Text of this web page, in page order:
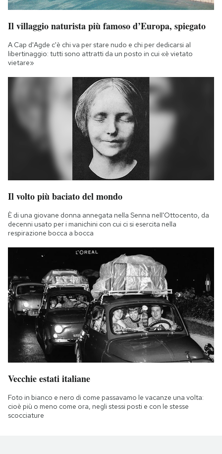
Il villaggio naturista più famoso d’Europa, spiegato
A Cap d'Agde c'è chi va per stare nudo e chi per dedicarsi al
libertinaggio: tutti sono attratti da un posto in cui «è vietato
vietare»
Il volto più baciato del mondo
È di una giovane donna annegata nella Senna nell'Ottocento, da
decenni usato per i manichini con cui ci si esercita nella
respirazione bocca a bocca
Vecchie estati italiane
Foto in bianco e nero di come passavamo le vacanze una volta:
cioè più o meno come ora, negli stessi posti e con le stesse
scocciature